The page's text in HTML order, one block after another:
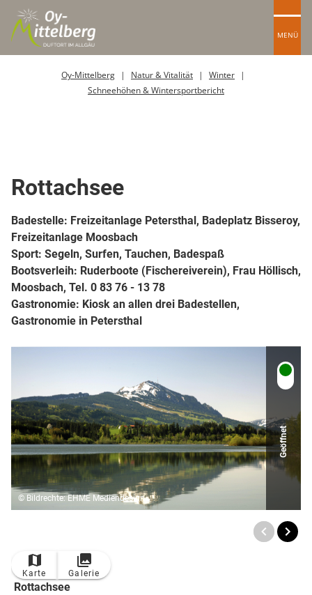
MENÜ
Oy-Mittelberg Natur & Vitalität
Winter
Schneehöhen & Wintersportbericht
Rottachsee
Badestelle: Freizeitanlage Petersthal, Badeplatz Bisseroy,
Freizeitanlage Moosbach
Sport: Segeln, Surfen, Tauchen, Badespaß
Bootsverleih: Ruderboote (Fischereiverein), Frau Höllisch,
Moosbach, Tel. 0 83 76 - 13 78
Gastronomie: Kiosk an allen drei Badestellen,
Gastronomie in Petersthal
© Bildrechte: EHME Mediendesign
Geöffnet
Karte Galerie
Rottachsee